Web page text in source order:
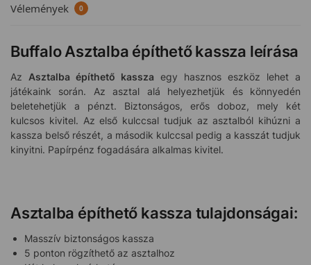
Vélemények 0
Buffalo Asztalba építhető kassza leírása
Az Asztalba építhető kassza egy hasznos eszköz lehet a
játékaink során. Az asztal alá helyezhetjük és könnyedén
beletehetjük a pénzt. Biztonságos, erős doboz, mely két
kulcsos kivitel. Az első kulccsal tudjuk az asztalból kihúzni a
kassza belső részét, a második kulccsal pedig a kasszát tudjuk
kinyitni. Papírpénz fogadására alkalmas kivitel.
Asztalba építhető kassza tulajdonságai:
Masszív biztonságos kassza
5 ponton rögzíthető az asztalhoz